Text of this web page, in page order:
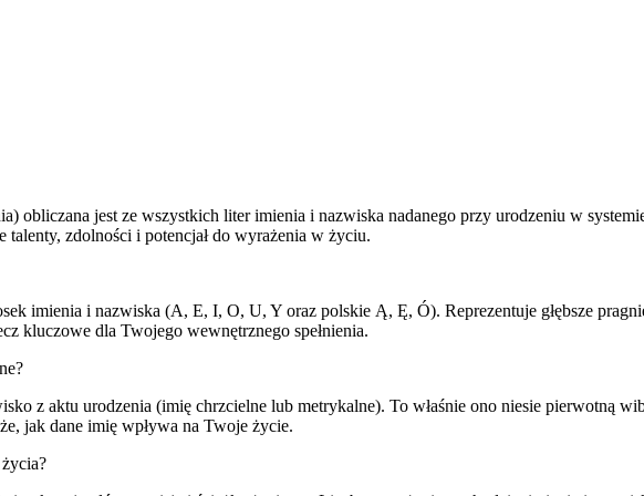
obliczana jest ze wszystkich liter imienia i nazwiska nadanego przy urodzeniu w
zdolności i potencjał do wyrażenia w życiu.
imienia i nazwiska (A, E, I, O, U, Y oraz polskie Ą, Ę, Ó). Reprezentuje głębsze
kluczowe dla Twojego wewnętrznego spełnienia.
z aktu urodzenia (imię chrzcielne lub metrykalne). To właśnie ono niesie pierwotną
jak dane imię wpływa na Twoje życie.